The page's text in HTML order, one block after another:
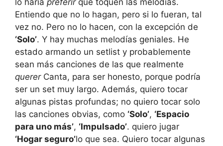
lo haría preferirque toquen las melodías.
Entiendo que no lo hagan, pero si lo fueran, tal
vez no. Pero no lo hacen, con la excepción de
‘Solo’. Y hay muchas melodías geniales. He
estado armando un setlist y probablemente
sean más canciones de las que realmente
quererCanta, para ser honesto, porque podría
ser un set muy largo. Además, quiero tocar
algunas pistas profundas; no quiero tocar solo
las canciones obvias, como ‘Solo’, ‘Espacio
para uno más’, ‘Impulsado’. quiero jugar
‘Hogar seguro’lo que sea. Quiero tocar algunas